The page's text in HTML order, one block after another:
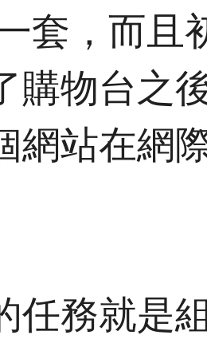
套，而且
購物台之
網站在網
任務就是